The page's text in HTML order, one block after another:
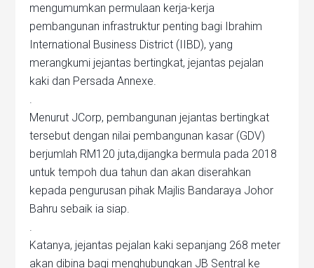
mengumumkan permulaan kerja-kerja
pembangunan infrastruktur penting bagi Ibrahim
International Business District (IIBD), yang
merangkumi jejantas bertingkat, jejantas pejalan
kaki dan Persada Annexe.
.
Menurut JCorp, pembangunan jejantas bertingkat
tersebut dengan nilai pembangunan kasar (GDV)
berjumlah RM120 juta,dijangka bermula pada 2018
untuk tempoh dua tahun dan akan diserahkan
kepada pengurusan pihak Majlis Bandaraya Johor
Bahru sebaik ia siap.
.
Katanya, jejantas pejalan kaki sepanjang 268 meter
akan dibina bagi menghubungkan JB Sentral ke